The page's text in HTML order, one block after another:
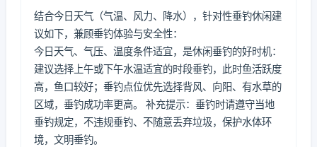
结合今日天气（气温、风力、降水），针对性垂钓休闲建
议如下，兼顾垂钓体验与安全性：
今日天气、气压、温度条件适宜，是休闲垂钓的好时机：
建议选择上午或下午水温适宜的时段垂钓，此时鱼活跃度
高，鱼口较好；垂钓点位优先选择背风、向阳、有水草的
区域，垂钓成功率更高。 补充提示：垂钓时请遵守当地
垂钓规定，不违规垂钓、不随意丢弃垃圾，保护水体环
境，文明垂钓。